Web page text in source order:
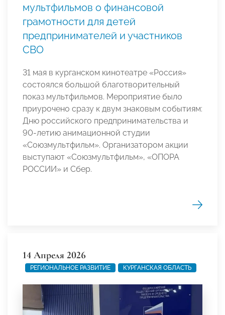
мультфильмов о финансовой
грамотности для детей
предпринимателей и участников
СВО
31 мая в курганском кинотеатре «Россия»
состоялся большой благотворительный
показ мультфильмов. Мероприятие было
приурочено сразу к двум знаковым событиям:
Дню российского предпринимательства и
90-летию анимационной студии
«Союзмультфильм». Организатором акции
выступают «Союзмультфильм», «ОПОРА
РОССИИ» и Сбер.
14 Апреля 2026
РЕГИОНАЛЬНОЕ РАЗВИТИЕ КУРГАНСКАЯ ОБЛАСТЬ